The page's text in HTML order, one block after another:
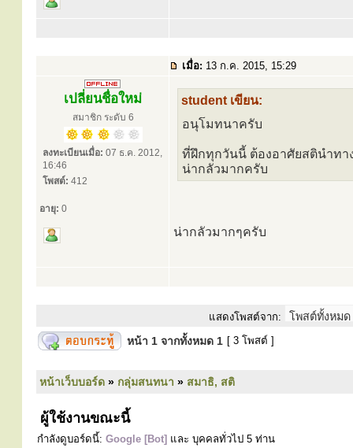
เมื่อ: 13 ก.ค. 2015, 15:29
เปลี่ยนชื่อใหม่
สมาชิก ระดับ 6
ลงทะเบียนเมื่อ: 07 ธ.ค. 2012,
16:46
โพสต์: 412
อายุ: 0
student เขียน:
อนุโมทนาครับ
ที่ฝึกทุกวันนี้ ต้องอาศัยสตินำทา
น่ากลัวมากครับ
น่ากลัวมากๆครับ
แสดงโพสต์จาก:
หน้า 1 จากทั้งหมด 1 [ 3 โพสต์ ]
หน้าเว็บบอร์ด » กลุ่มสนทนา » สมาธิ, สติ
ผู้ใช้งานขณะนี้
กำลังดูบอร์ดนี้: Google [Bot] และ บุคคลทั่วไป 5 ท่าน